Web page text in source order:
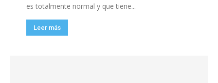
es totalmente normal y que tiene...
Leer más